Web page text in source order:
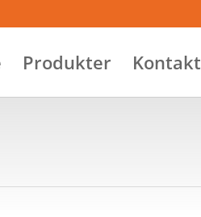
Produkter Kontakt